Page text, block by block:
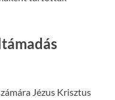
Jézus Krisztus